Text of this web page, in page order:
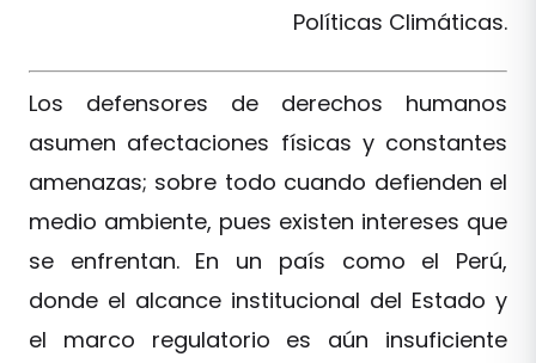
Políticas Climáticas.
Los defensores de derechos humanos
asumen afectaciones físicas y constantes
amenazas; sobre todo cuando defienden el
medio ambiente, pues existen intereses que
se enfrentan. En un país como el Perú,
donde el alcance institucional del Estado y
el marco regulatorio es aún insuficiente